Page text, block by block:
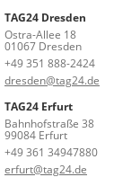
TAG24 Dresden
Ostra-Allee 18
01067 Dresden
+49 351 888-2424
dresden@tag24.de
TAG24 Erfurt
Bahnhofstraße 38
99084 Erfurt
+49 361 34947880
erfurt@tag24.de